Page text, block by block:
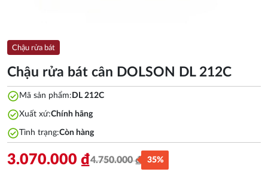
Chậu rửa bát
Chậu rửa bát cân DOLSON DL 212C
check_circle Mã sản phẩm: DL 212C
check_circleXuất xứ:Chính hãng
check_circleTình trạng:Còn hàng
4.750.000₫
Giá
3.070.000 ₫
Giá
35%